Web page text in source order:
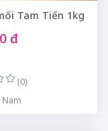
Tam Tiến 1kg
đ
(0)